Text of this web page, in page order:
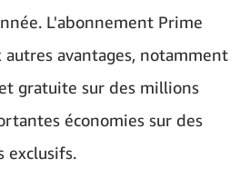
L'abonnement Prime
avantages, notamment
gratuite sur des millions
économies sur des
exclusifs.